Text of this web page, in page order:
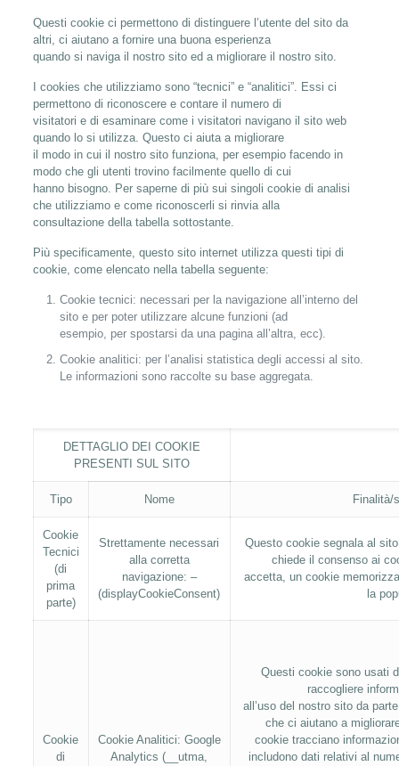
Questi cookie ci permettono di distinguere l’utente del sito da
altri, ci aiutano a fornire una buona esperienza
quando si naviga il nostro sito ed a migliorare il nostro sito.
I cookies che utilizziamo sono “tecnici” e “analitici”. Essi ci
permettono di riconoscere e contare il numero di
visitatori e di esaminare come i visitatori navigano il sito web
quando lo si utilizza. Questo ci aiuta a migliorare
il modo in cui il nostro sito funziona, per esempio facendo in
modo che gli utenti trovino facilmente quello di cui
hanno bisogno. Per saperne di più sui singoli cookie di analisi
che utilizziamo e come riconoscerli si rinvia alla
consultazione della tabella sottostante.
Più specificamente, questo sito internet utilizza questi tipi di
cookie, come elencato nella tabella seguente:
Cookie tecnici: necessari per la navigazione all’interno del
sito e per poter utilizzare alcune funzioni (ad
esempio, per spostarsi da una pagina all’altra, ecc).
Cookie analitici: per l’analisi statistica degli accessi al sito.
Le informazioni sono raccolte su base aggregata.
DETTAGLIO DEI COOKIE
PRESENTI SUL SITO
Tipo Nome Finalità/
Cookie
Tecnici
(di
prima
parte)
Strettamente necessari
alla corretta
navigazione: –
(displayCookieConsent)
Questo cookie segnala al
chiede il consenso ai
accetta, un cookie
la
Cookie
di
Cookie Analitici: Google
Analytics (__utma,
Questi cookie sono usati
raccogliere
all’uso del nostro sito da
che ci aiutano a
cookie tracciano
includono dati relativi al